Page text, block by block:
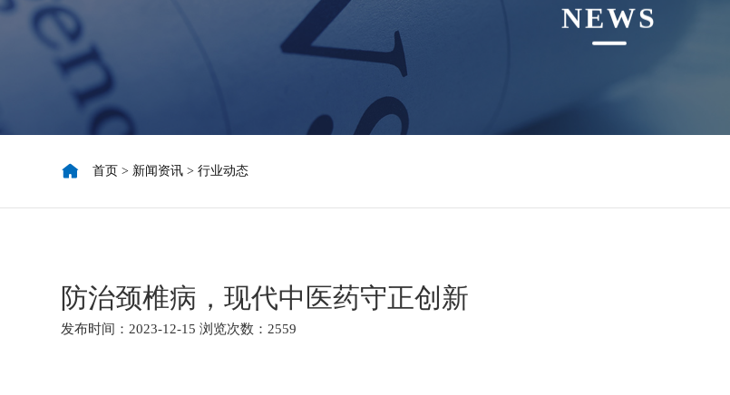
NEWS
首页 > 新闻资讯 >行业动态
防治颈椎病，现代中医药守正创新
发布时间：2023-12-15 浏览次数：2559